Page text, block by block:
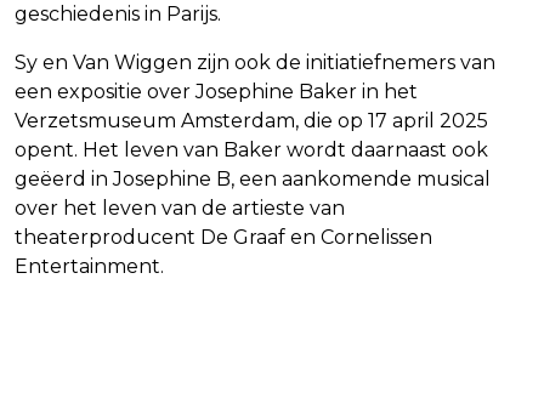
geschiedenis in Parijs.
Sy en Van Wiggen zijn ook de initiatiefnemers van
een expositie over Josephine Baker in het
Verzetsmuseum Amsterdam, die op 17 april 2025
opent. Het leven van Baker wordt daarnaast ook
geëerd in Josephine B, een aankomende musical
over het leven van de artieste van
theaterproducent De Graaf en Cornelissen
Entertainment.